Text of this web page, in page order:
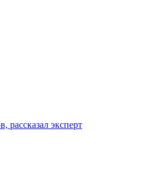
рассказал эксперт